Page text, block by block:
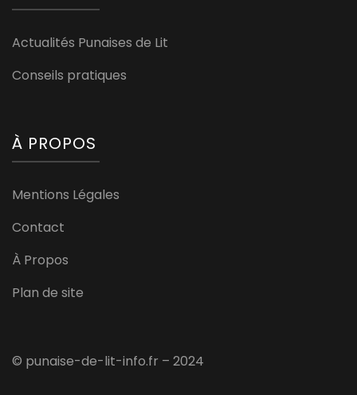
Actualités Punaises de Lit
Conseils pratiques
À PROPOS
Mentions Légales
Contact
À Propos
Plan de site
© punaise-de-lit-info.fr – 2024